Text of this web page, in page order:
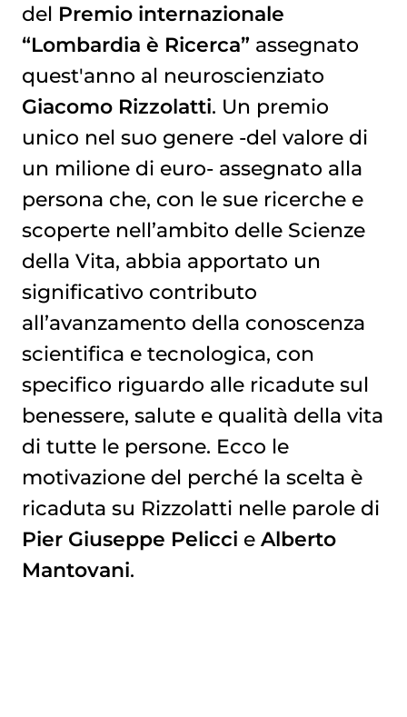
del Premio internazionale
“Lombardia è Ricerca”assegnato
quest'anno al neuroscienziato
Giacomo Rizzolatti. Un premio
unico nel suo genere -del valore di
un milione di euro- assegnato alla
persona che, con le sue ricerche e
scoperte nell’ambito delle Scienze
della Vita, abbia apportato un
significativo contributo
all’avanzamento della conoscenza
scientifica e tecnologica, con
specifico riguardo alle ricadute sul
benessere, salute e qualità della vita
di tutte le persone. Ecco le
motivazione del perché la scelta è
ricaduta su Rizzolatti nelle parole di
Pier Giuseppe Pelicci e Alberto
Mantovani.